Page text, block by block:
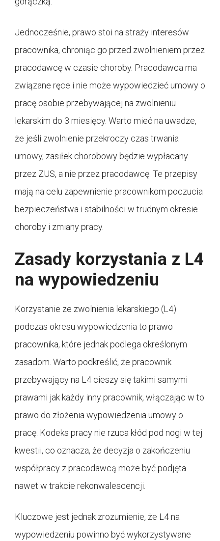
Jednocześnie, prawo stoi na straży interesów
pracownika, chroniąc go przed zwolnieniem przez
pracodawcę w czasie choroby. Pracodawca ma
związane ręce i nie może wypowiedzieć umowy o
pracę osobie przebywającej na zwolnieniu
lekarskim do 3 miesięcy. Warto mieć na uwadze,
że jeśli zwolnienie przekroczy czas trwania
umowy, zasiłek chorobowy będzie wypłacany
przez ZUS, a nie przez pracodawcę. Te przepisy
mają na celu zapewnienie pracownikom poczucia
bezpieczeństwa i stabilności w trudnym okresie
choroby i zmiany pracy.
Zasady korzystania z L4
na wypowiedzeniu
Korzystanie ze zwolnienia lekarskiego (L4)
podczas okresu wypowiedzenia to prawo
pracownika, które jednak podlega określonym
zasadom. Warto podkreślić, że pracownik
przebywający na L4 cieszy się takimi samymi
prawami jak każdy inny pracownik, włączając w to
prawo do złożenia wypowiedzenia umowy o
pracę. Kodeks pracy nie rzuca kłód pod nogi w tej
kwestii, co oznacza, że decyzja o zakończeniu
współpracy z pracodawcą może być podjęta
nawet w trakcie rekonwalescencji.
Kluczowe jest jednak zrozumienie, że L4 na
wypowiedzeniu powinno być wykorzystywane